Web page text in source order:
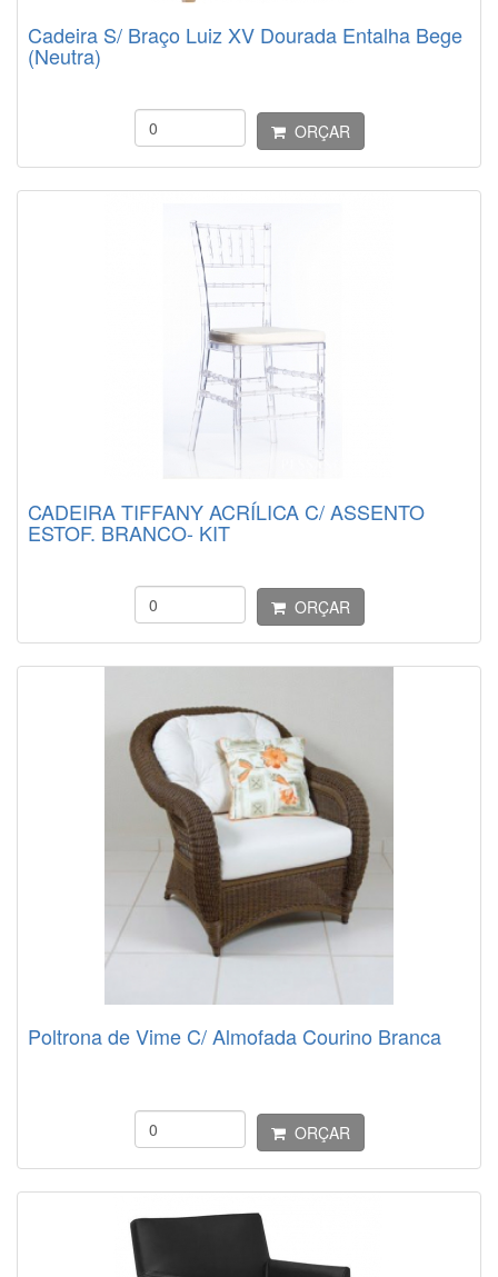
Cadeira S/ Braço Luiz XV Dourada Entalha Bege
(Neutra)
ORÇAR
CADEIRA TIFFANY ACRÍLICA C/ ASSENTO
ESTOF. BRANCO- KIT
ORÇAR
Poltrona de Vime C/ Almofada Courino Branca
ORÇAR